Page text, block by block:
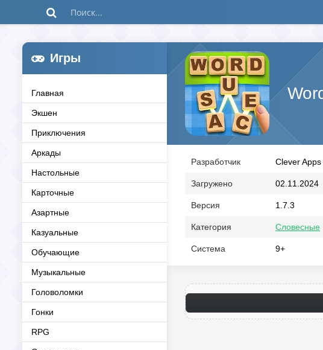
Игры
Главная
Экшен
Приключения
Аркады
Настольные
Карточные
Азартные
Казуальные
Обучающие
Музыкальные
Головоломки
Гонки
RPG
Разработчик Clever Apps
Загружено 02.11.2024
Версия 1.7.3
Категория Словесные
Система 9+